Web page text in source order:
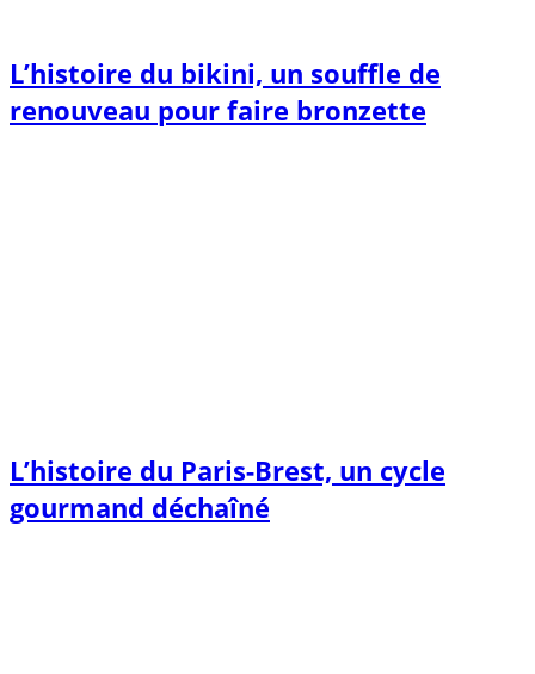
L’histoire du bikini, un souffle de
renouveau pour faire bronzette
L’histoire du Paris-Brest, un cycle
gourmand déchaîné